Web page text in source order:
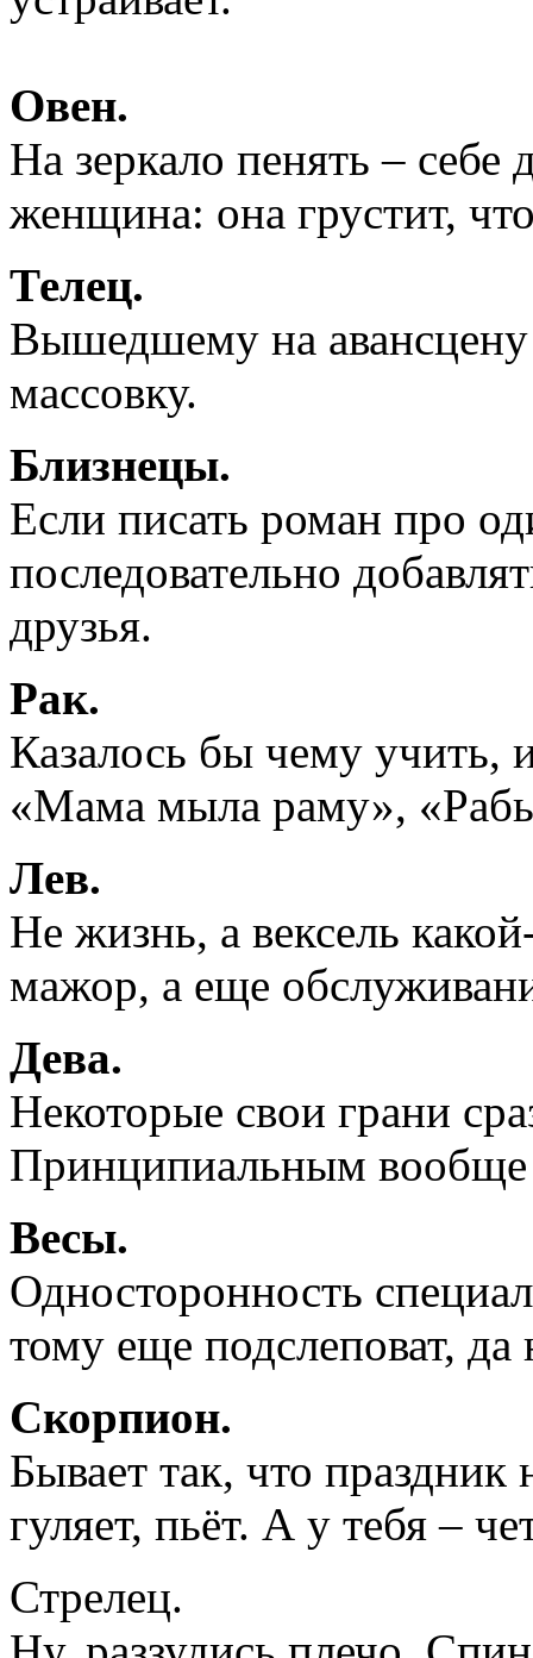
Овен.
На зеркало пенять –
женщина: она грустит,
Телец.
Вышедшему на авансцену
массовку.
Близнецы.
Если писать роман про
последовательно
друзья.
Рак.
Казалось бы чему
«Мама мыла раму»,
Лев.
Не жизнь, а вексель
мажор, а еще
Дева.
Некоторые свои грани
Принципиальным вообще
Весы.
Односторонность
тому еще подслеповат,
Скорпион.
Бывает так, что
гуляет, пьёт. А у тебя –
Стрелец.